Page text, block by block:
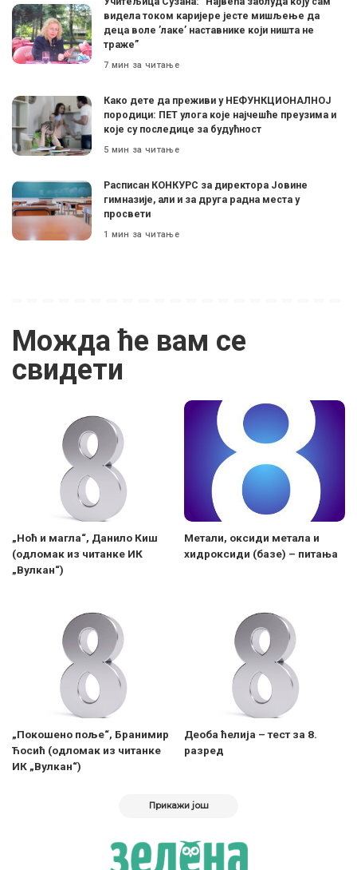
видела током каријере јесте мишљење да
деца воле ’лаке’ наставнике који ништа не
траже”
7 мин за читање
Како дете да преживи у НЕФУНКЦИОНАЛНОЈ
породици: ПЕТ улога које најчешће преузима и
које су последице за будућност
5 мин за читање
Расписан КОНКУРС за директора Јовине
гимназије, али и за друга радна места у
просвети
1 мин за читање
Можда ће вам се
свидети
„Ноћ и магла“, Данило Киш
(одломак из читанке ИК
„Вулкан“)
Метали, оксиди метала и
хидроксиди (базе) – питања
„Покошено поље“, Бранимир
Ћосић (одломак из читанке
ИК „Вулкан“)
Деоба ћелија – тест за 8.
разред
Прикажи још